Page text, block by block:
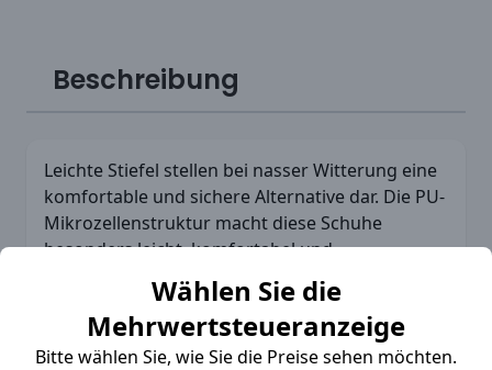
Wählen Sie die
Mehrwertsteueranzeige
Bitte wählen Sie, wie Sie die Preise sehen möchten.
Beschreibung
Leichte Stiefel stellen bei nasser Witterung eine
komfortable und sichere Alternative dar. Die PU-
Mikrozellenstruktur macht diese Schuhe
besonders leicht, komfortabel und
verschleißfest. Zertifiziert für orthopädische
Einlegesohlen nach DGUV.